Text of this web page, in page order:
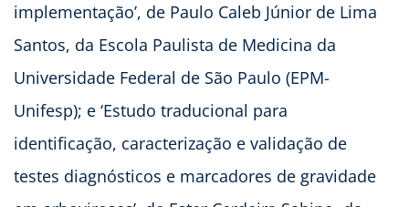
implementação’, de Paulo Caleb Júnior de Lima
Santos, da Escola Paulista de Medicina da
Universidade Federal de São Paulo (EPM-
Unifesp); e ‘Estudo traducional para
identificação, caracterização e validação de
testes diagnósticos e marcadores de gravidade